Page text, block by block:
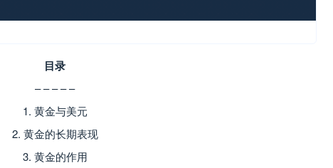
目录
– – – – –
1. 黄金与美元
2. 黄金的长期表现
3. 黄金的作用